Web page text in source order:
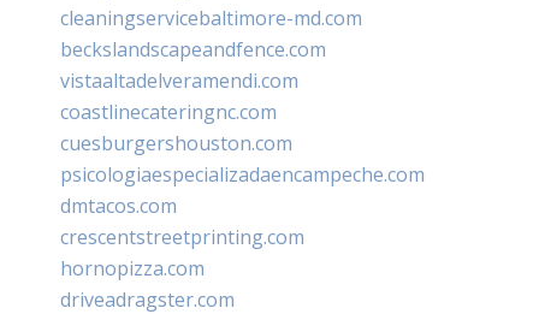
cleaningservicebaltimore-md.com
beckslandscapeandfence.com
vistaaltadelveramendi.com
coastlinecateringnc.com
cuesburgershouston.com
psicologiaespecializadaencampeche.com
dmtacos.com
crescentstreetprinting.com
hornopizza.com
driveadragster.com